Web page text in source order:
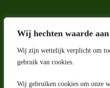
Wij hechten waarde
Wij zijn wettelijk verplicht om
gebruik van cookies.
Wij gebruiken cookies om onze